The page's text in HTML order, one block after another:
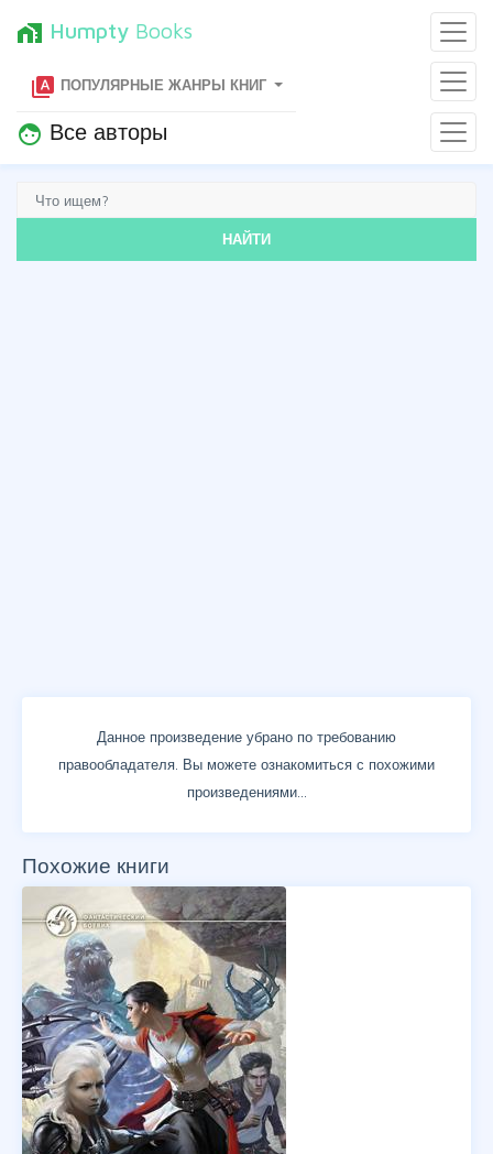
home_work Humpty Books
type_specimen ПОПУЛЯРНЫЕ ЖАНРЫ КНИГ
face Все авторы
НАЙТИ
Данное произведение убрано по требованию
правообладателя. Вы можете ознакомиться с похожими
произведениями...
Похожие книги